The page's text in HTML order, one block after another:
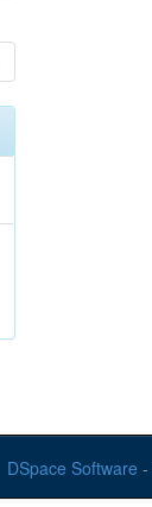
DSpace Software -